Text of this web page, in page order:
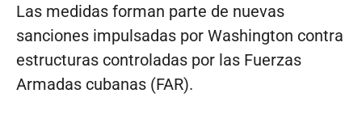
Las medidas forman parte de nuevas
sanciones impulsadas por Washington contra
estructuras controladas por las Fuerzas
Armadas cubanas (FAR).